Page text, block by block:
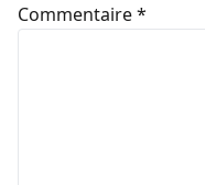
Commentaire*